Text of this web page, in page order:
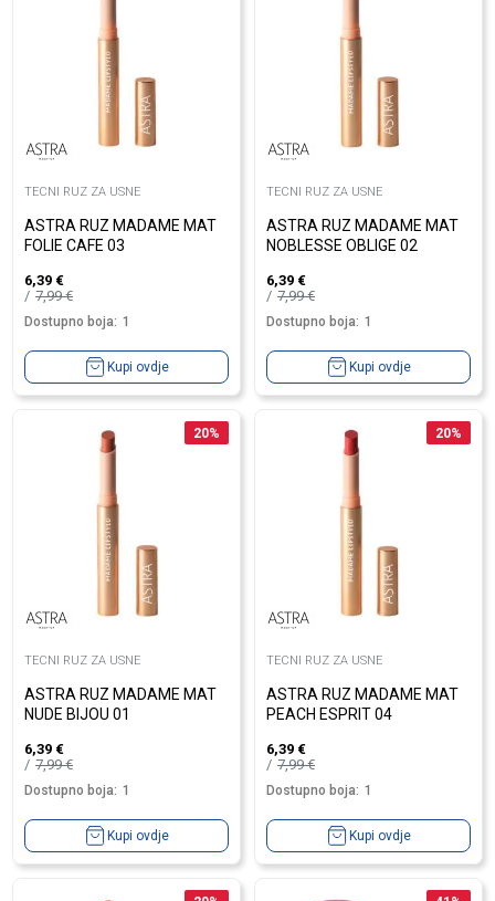
TECNI RUZ ZA USNE
ASTRA RUZ MADAME MAT
FOLIE CAFE 03
6,39 €
7,99€
Dostupno boja: 1
Kupi ovdje
TECNI RUZ ZA USNE
ASTRA RUZ MADAME MAT
NOBLESSE OBLIGE 02
6,39 €
7,99€
Dostupno boja: 1
Kupi ovdje
20%
TECNI RUZ ZA USNE
ASTRA RUZ MADAME MAT
NUDE BIJOU 01
6,39 €
7,99€
Dostupno boja: 1
Kupi ovdje
20%
TECNI RUZ ZA USNE
ASTRA RUZ MADAME MAT
PEACH ESPRIT 04
6,39 €
7,99€
Dostupno boja: 1
Kupi ovdje